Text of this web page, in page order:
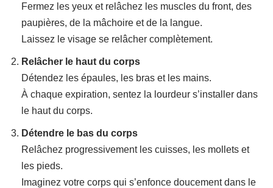
Fermez les yeux et relâchez les muscles du front, des
paupières, de la mâchoire et de la langue.
Laissez le visage se relâcher complètement.
Relâcher le haut du corps
Détendez les épaules, les bras et les mains.
À chaque expiration, sentez la lourdeur s’installer dans
le haut du corps.
Détendre le bas du corps
Relâchez progressivement les cuisses, les mollets et
les pieds.
Imaginez votre corps qui s’enfonce doucement dans le